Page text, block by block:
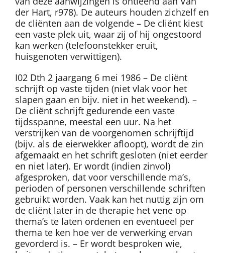
der Hart, r978). De auteurs houden zichzelf en
de cliënten aan de volgende – De cliënt kiest
een vaste plek uit, waar zij of hij ongestoord
kan werken (telefoonstekker eruit,
huisgenoten verwittigen).
I02 Dth 2 jaargang 6 mei 1986 – De cliënt
schrijft op vaste tijden (niet vlak voor het
slapen gaan en bijv. niet in het weekend). –
De cliënt schrijft gedurende een vaste
tijdsspanne, meestal een uur. Na het
verstrijken van de voorgenomen schrijftijd
(bijv. als de eierwekker afloopt), wordt de zin
afgemaakt en het schrift gesloten (niet eerder
en niet later). Er wordt (indien zinvol)
afgesproken, dat voor verschillende ma’s,
perioden of personen verschillende schriften
gebruikt worden. Vaak kan het nuttig zijn om
de cliënt later in de therapie het vene op
thema’s te laten ordenen en eventueel per
thema te ken hoe ver de verwerking ervan
gevorderd is. – Er wordt besproken wie,